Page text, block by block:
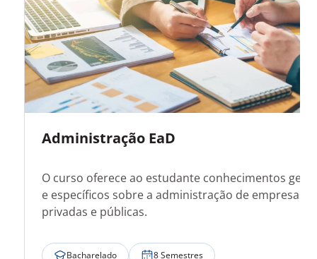
Administração EaD
O curso oferece ao estudante conhecimentos
e específicos sobre a administração de empresas
privadas e públicas.
Bacharelado 8 Semestres